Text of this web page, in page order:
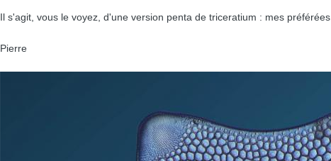
Il s'agit, vous le voyez, d'une version penta de triceratium : mes préférées.
Pierre